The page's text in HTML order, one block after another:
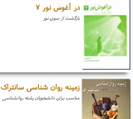
در آغوش نور ۷
بازگشت از سوی نور
زمینه روان شناسی سانتراک ۱
مناسب برای دانشجویان رشته روانشناسی